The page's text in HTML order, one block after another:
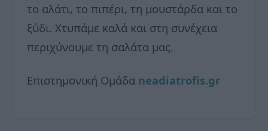
το αλάτι, το πιπέρι, τη μουστάρδα και το
ξύδι. Χτυπάμε καλά και στη συνέχεια
περιχύνουμε τη σαλάτα μας.
Επιστημονική Ομάδα neadiatrofis.gr